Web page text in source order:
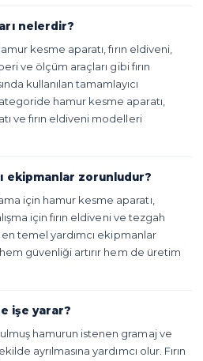
nelerdir?
kesme aparatı, fırın eldiveni,
ve ölçüm araçları gibi fırın
kullanılan tamamlayıcı
hamur kesme aparatı,
ve fırın eldiveni modelleri
ekipmanlar zorunludur?
için hamur kesme aparatı,
için fırın eldiveni ve tezgah
en temel yardımcı ekipmanlar
güvenliği artırır hem de üretim
işe yarar?
hamurun istenen gramaj ve
ayrılmasına yardımcı olur. Fırın